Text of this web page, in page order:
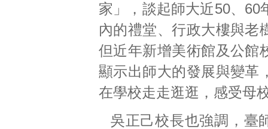
家」，談起師大近50、60
內的禮堂、行政大樓與老
但近年新增美術館及公館
顯示出師大的發展與變革
在學校走走逛逛，感受母
吳正己校長也強調，臺